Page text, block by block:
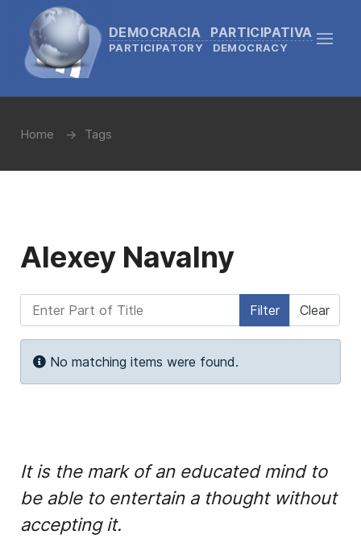
DEMOCRACIA PARTICIPATIVA
PARTICIPATORY DEMOCRACY
Home Tags
Alexey Navalny
Enter Part of Title Filter Clear
Info
No matching items were found.
It is the mark of an educated mind to
be able to entertain a thought without
accepting it.